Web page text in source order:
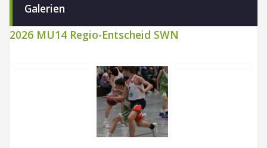
Galerien
2026 MU14 Regio-Entscheid SWN